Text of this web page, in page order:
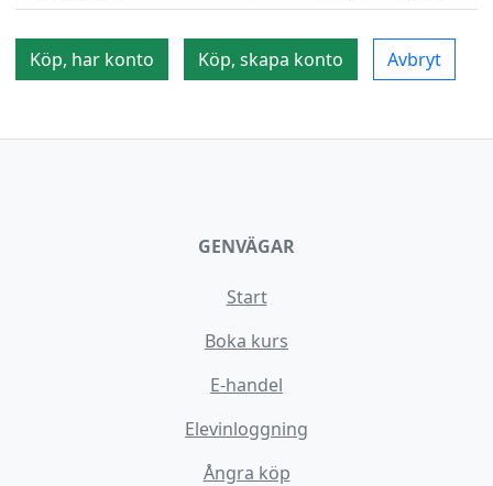
Köp, har konto Köp, skapa konto Avbryt
GENVÄGAR
Start
Boka kurs
E-handel
Elevinloggning
Ångra köp